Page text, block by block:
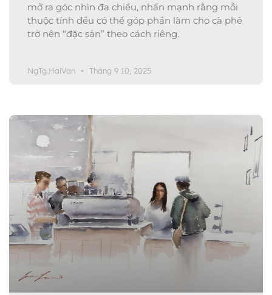
mở ra góc nhìn đa chiều, nhấn mạnh rằng mỗi
thuộc tính đều có thể góp phần làm cho cà phê
trở nên “đặc sản” theo cách riêng.
NgTg.HaiVan Tháng 9 10, 2025